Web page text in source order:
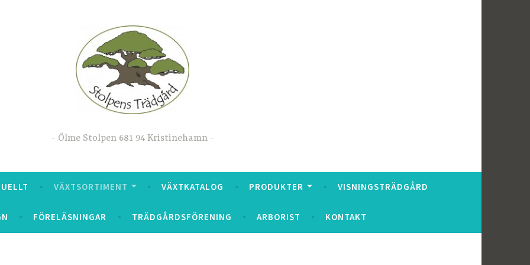
Ölme Stolpen 681 94 Kristinehamn
VÄXTSORTIMENT VÄXTKATALOG PRODUKTER VISNINGSTRÄDGÅRD
FÖRELÄSNINGAR TRÄDGÅRDSFÖRENING ARBORIST KONTAKT